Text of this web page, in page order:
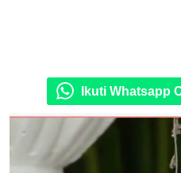
Ikuti Whatsapp